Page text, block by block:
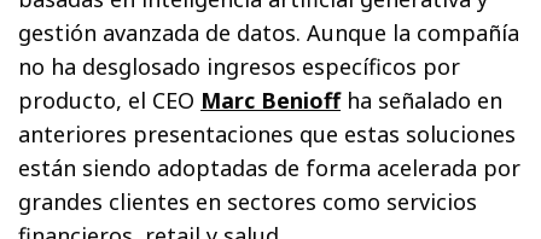
gestión avanzada de datos. Aunque la compañía
no ha desglosado ingresos específicos por
producto, el CEO Marc Benioffha señalado en
anteriores presentaciones que estas soluciones
están siendo adoptadas de forma acelerada por
grandes clientes en sectores como servicios